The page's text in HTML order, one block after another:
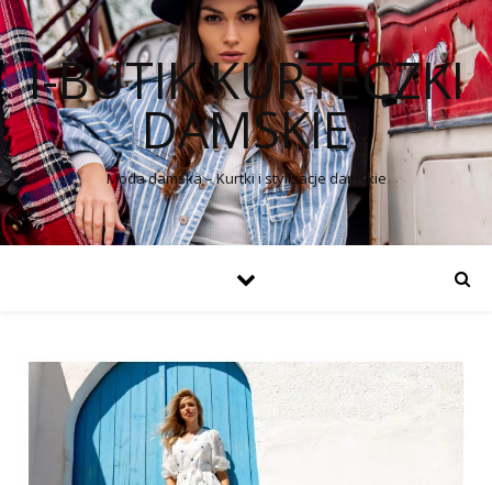
I-BUTIK KURTECZKI
DAMSKIE
Moda damska – Kurtki i stylizacje damskie